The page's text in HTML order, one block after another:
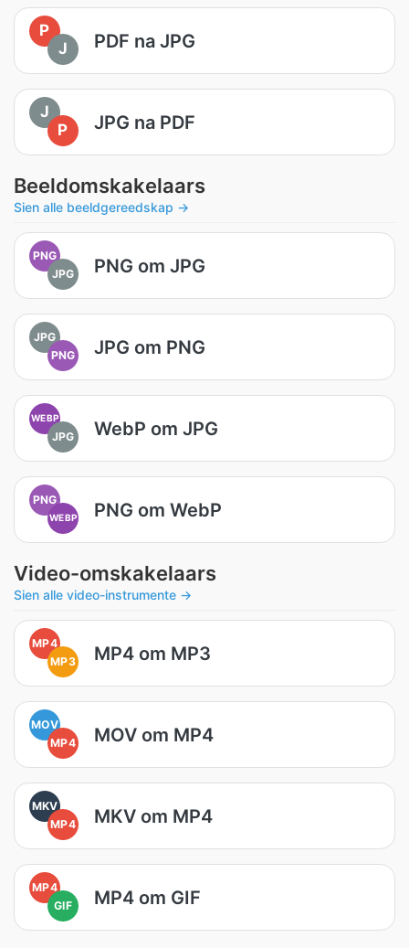
P
J
PDF na JPG
J
P
JPG na PDF
Beeldomskakelaars
Sien alle beeldgereedskap →
PNG
JPG
PNG om JPG
JPG
PNG
JPG om PNG
WEBP
JPG WebP om JPG
PNG
WEBP PNG om WebP
Video-omskakelaars
Sien alle video-instrumente →
MP4
MP3
MP4 om MP3
MOV
MP4
MOV om MP4
MKV
MP4
MKV om MP4
MP4
GIF
MP4 om GIF